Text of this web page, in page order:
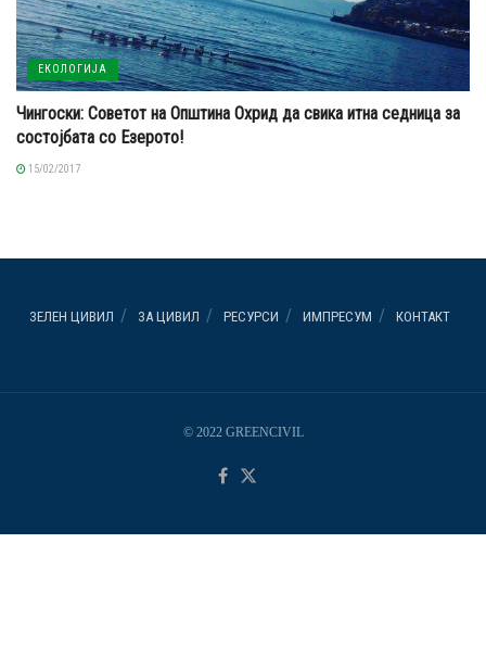
ЕКОЛОГИЈА
Чингоски: Советот на Општина Охрид да свика итна седница за
состојбата со Езерото!
15/02/2017
ЗЕЛЕН ЦИВИЛ ЗА ЦИВИЛ РЕСУРСИ ИМПРЕСУМ КОНТАКТ
© 2022 GREENCIVIL